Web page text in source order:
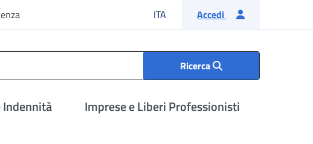
ITA Lingua italiana
Accedi
Ricerca
Indennità Imprese e Liberi Professionisti